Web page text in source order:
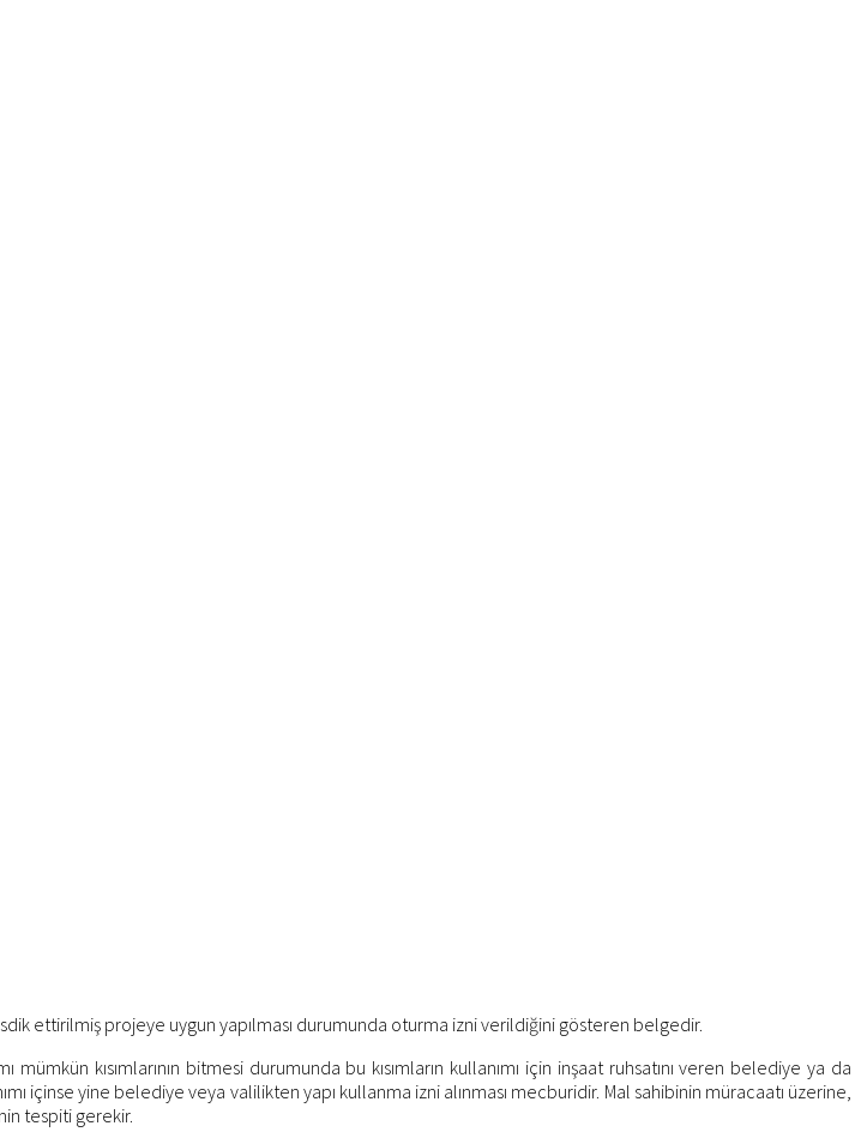
ettirilmiş projeye uygun yapılması durumunda oturma izni verildiğini gösteren belgedir.
kısımlarının bitmesi durumunda bu kısımların kullanımı için inşaat ruhsatını veren belediye ya da
içinse yine belediye veya valilikten yapı kullanma izni alınması mecburidir. Mal sahibinin müracaatı üzerine,
tespiti gerekir.